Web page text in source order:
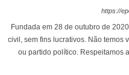
https://
Fundada em 28 de outubro de
civil, sem fins lucrativos. Não temos
ou partido político. Respeitamos